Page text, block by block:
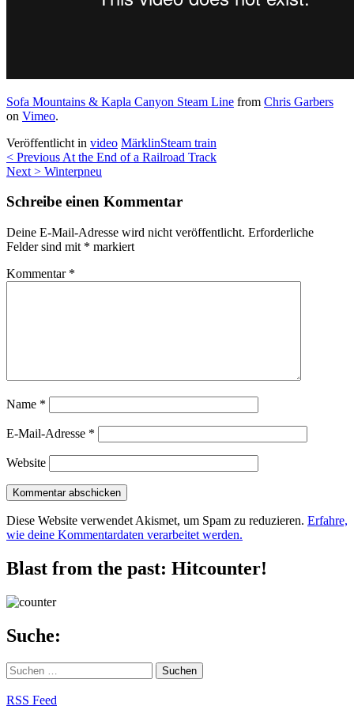
Sofa Mountains & Kapla Canyon Steam Line from Chris Garbers
on Vimeo.
Veröffentlicht in video MärklinSteam train
Beitragsnavigation
< Previous At the End of a Railroad Track
Next > Winterpneu
Schreibe einen Kommentar
Deine E-Mail-Adresse wird nicht veröffentlicht. Erforderliche
Felder sind mit * markiert
Kommentar *
Name *
E-Mail-Adresse *
Website
Diese Website verwendet Akismet, um Spam zu reduzieren. Erfahre,
wie deine Kommentardaten verarbeitet werden.
Blast from the past: Hitcounter!
Suche:
Suchen
nach:
RSS Feed